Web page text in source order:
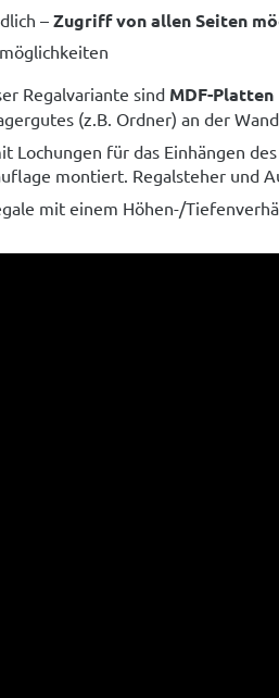
– Zugriff von allen Seiten
Regalvariante sind MDF-Platten
(z.B. Ordner) an der
Lochungen für das Einhängen
montiert. Regalsteher und
mit einem Höhen-/